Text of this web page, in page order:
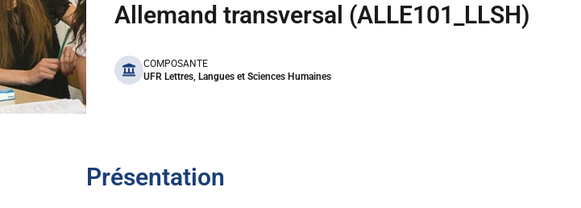
Allemand transversal (ALLE101_LLSH)
benefits
COMPOSANTE
UFR Lettres, Langues et Sciences Humaines
Présentation